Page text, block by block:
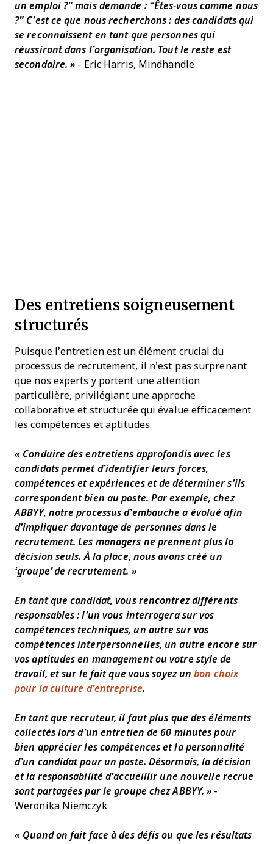
un emploi ?” mais demande : “Êtes-vous comme nous
?” C’est ce que nous recherchons : des candidats qui
se reconnaissent en tant que personnes qui
réussiront dans l’organisation. Tout le reste est
secondaire. » - Eric Harris, Mindhandle
Des entretiens soigneusement
structurés
Puisque l’entretien est un élément crucial du
processus de recrutement, il n’est pas surprenant
que nos experts y portent une attention
particulière, privilégiant une approche
collaborative et structurée qui évalue efficacement
les compétences et aptitudes.
« Conduire des entretiens approfondis avec les
candidats permet d’identifier leurs forces,
compétences et expériences et de déterminer s’ils
correspondent bien au poste. Par exemple, chez
ABBYY, notre processus d’embauche a évolué afin
d’impliquer davantage de personnes dans le
recrutement. Les managers ne prennent plus la
décision seuls. À la place, nous avons créé un
‘groupe’ de recrutement. »
En tant que candidat, vous rencontrez différents
responsables : l’un vous interrogera sur vos
compétences techniques, un autre sur vos
compétences interpersonnelles, un autre encore sur
vos aptitudes en management ou votre style de
travail, et sur le fait que vous soyez unbon choix
pour la culture d’entreprise.
En tant que recruteur, il faut plus que des éléments
collectés lors d’un entretien de 60 minutes pour
bien apprécier les compétences et la personnalité
d’un candidat pour un poste. Désormais, la décision
et la responsabilité d’accueillir une nouvelle recrue
sont partagées par le groupe chez ABBYY. » -
Weronika Niemczyk
« Quand on fait face à des défis ou que les résultats